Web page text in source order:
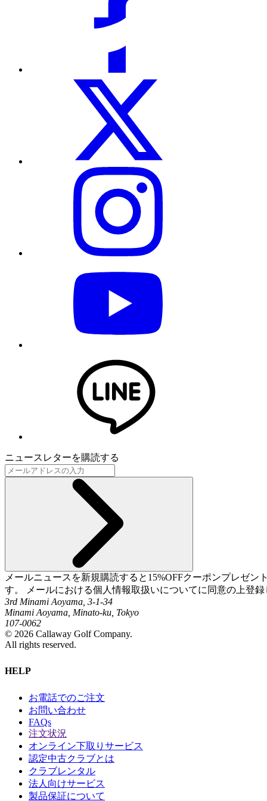
ニュースレターを購読する
メールニュースを新規購読すると15%OFFクーポンプレゼ
す。 メールにおける個人情報取扱いについてに同意の上登
3rd Minami Aoyama, 3-1-34
Minami Aoyama, Minato-ku, Tokyo
107-0062
© 2026 Callaway Golf Company.
All rights reserved.
HELP
お電話でのご注文
お問い合わせ
FAQs
注文状況
オンライン下取りサービス
認定中古クラブとは
クラブレンタル
法人向けサービス
製品保証について